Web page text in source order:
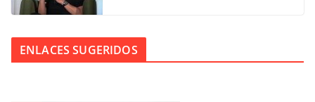
ENLACES SUGERIDOS